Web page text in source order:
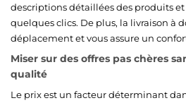
descriptions détaillées des produits
quelques clics. De plus, la livraison à
déplacement et vous assure un
Miser sur des offres pas chères
qualité
Le prix est un facteur déterminant